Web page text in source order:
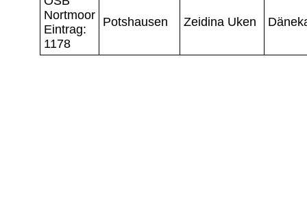
Nortmoor
Eintrag:
1178
Potshausen Zeidina Uken